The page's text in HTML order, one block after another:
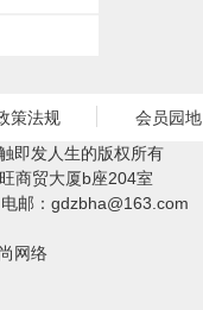
策法规
会员园地
即发人生的版权所有
商贸大厦b座204室
邮： gdzbha@163.com
网络